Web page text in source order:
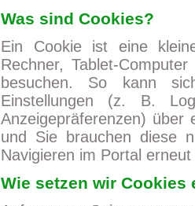
Was sind Cookies?
Ein Cookie ist eine
Rechner, Tablet-
besuchen. So kann
Einstellungen (z. B.
Anzeigepräferenzen)
und Sie brauchen diese
Navigieren im Portal
Wie setzen wir Cookies